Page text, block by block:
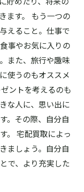
ます。 もう一つの
えること。仕事で
事やお気に入りの
また、旅行や趣味
使うのもオススメ
ントを考えるのも
な人に、思い出に
。その際、自分自
。 宅配買取によっ
ましょう。自分自
で、より充実した